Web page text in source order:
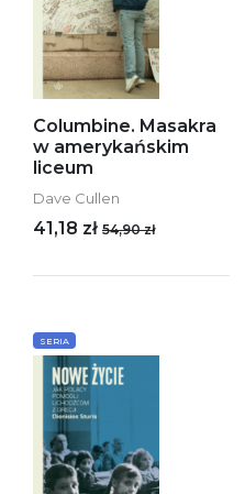
Columbine. Masakra
w amerykańskim
liceum
Dave Cullen
41,18 zł 54,90 zł
SERIA